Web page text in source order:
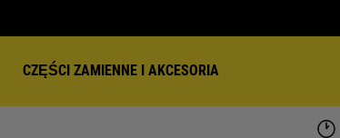
CZĘŚCI ZAMIENNE I AKCESORIA